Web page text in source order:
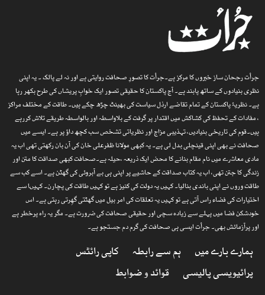
جرأت رجحان ساز خبروں کا مرکز ہے۔جرأت کا تصورِ صحافت روایتی ہے اور نہ لے پالک ۔ یہ اپنی
نظری بنیادوں کے ساتھ پابند ہے۔ آج پاکستان کا حقیقی تصور ایک خوابِ پریشاں کی طرح بکھر رہا
ہے۔ نظریۂ پاکستان کے تمام تقاضے ارذل سیاست کی بھینٹ چڑھ چکے ہیں۔ طاقت کے مختلف مراکز
، مفادات کے تحفظ کی کشاکش میں اقتدار پر گرفت کے بلاواسطہ اور بالواسطہ طریقے تلاش کررہے
ہیں۔قوم کی تاریخی بنیادیں، تہذیبی مزاج اور نظریاتی تشخص سب کچھ داؤ پر ہے۔ ایسے میں
صحافت نے بھی اپنی قینچلی بدل لی ہے۔ یہ کبھی مولانا ظفرعلی خان کی آن بان رکھتی تھی اب یہ
مادی معاشرے میں نام مقام بنانے کا محض ایک ذریعہ ،حیلہ ہے۔صحافت کبھی صداقت کا متن اور
زندگی کا جتن تھی، اب یہ کتاب صداقت کے حاشیے پر اپنی ہی بے آبروئی کی گھٹن ہے۔ اسے کب سے
طاقت وروں نے اپنی باندی بنالیا۔ کہیں یہ دولت کی کنیز ہے تو کہیں طاقت کی پچارن۔ کہیںا سے
اختیارات کی فضاء راس آتی ہے تو کہیں یہ تعلقات کی امر بیل میں گھٹتی گھِرتی رہتی ہے۔ اس
خودشکن فضا میں پہلے سے زیادہ سچی اور حقیقی صحافت کی ضرورت ہے۔ مگر یہ راہ پرخطر ہے
اور پرآزمائش بھی۔ جرأت ایسی ہی صحافت کی گرم دم جستجو ہے۔
ہمارے بارے میں ہم سے رابطہ
کاپی رائٹس
پرائیویسی پالیسی
قوائد و ضوابط